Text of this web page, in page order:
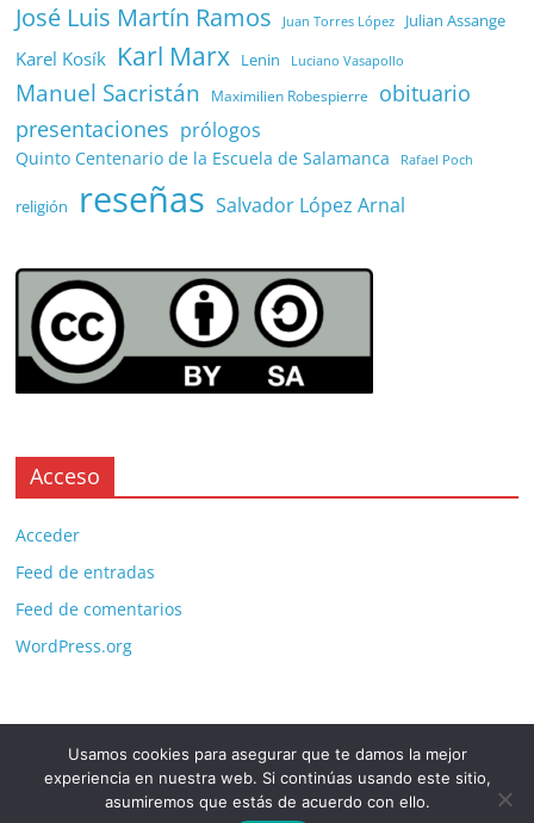
José Luis Martín Ramos Juan Torres López Julian Assange
Karel Kosík Karl Marx Lenin Luciano Vasapollo
Manuel Sacristán Maximilien Robespierre
obituario
presentaciones prólogos
Quinto Centenario de la Escuela de Salamanca Rafael Poch
religión reseñas Salvador López Arnal
Acceso
Acceder
Feed de entradas
Feed de comentarios
WordPress.org
Copyright © 2026 . All rights reserved.
ColorMag Pro by ThemeGrill. Powered byWordPress.
Usamos cookies para asegurar que te damos la mejor
experiencia en nuestra web. Si continúas usando este sitio,
asumiremos que estás de acuerdo con ello.